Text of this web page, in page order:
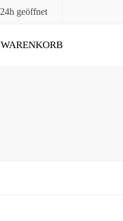
24h geöffnet
Submit
WARENKORB